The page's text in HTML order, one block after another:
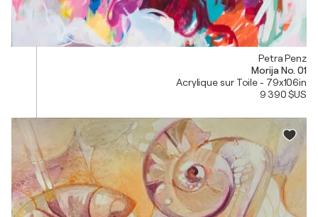
Petra Penz
Morija No. 01
Acrylique sur Toile - 79x106in
9 390 $US